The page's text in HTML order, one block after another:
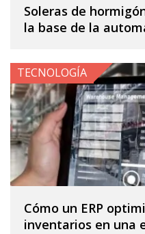
Soleras de
la base de la
Cómo un ERP
inventarios en una
TECNOLOGÍA